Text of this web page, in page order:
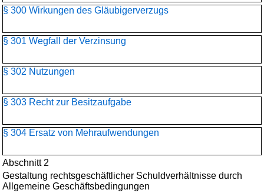
§ 300 Wirkungen des Gläubigerverzugs
§ 301 Wegfall der Verzinsung
§ 302 Nutzungen
§ 303 Recht zur Besitzaufgabe
§ 304 Ersatz von Mehraufwendungen
Abschnitt 2
Gestaltung rechtsgeschäftlicher Schuldverhältnisse durch
Allgemeine Geschäftsbedingungen